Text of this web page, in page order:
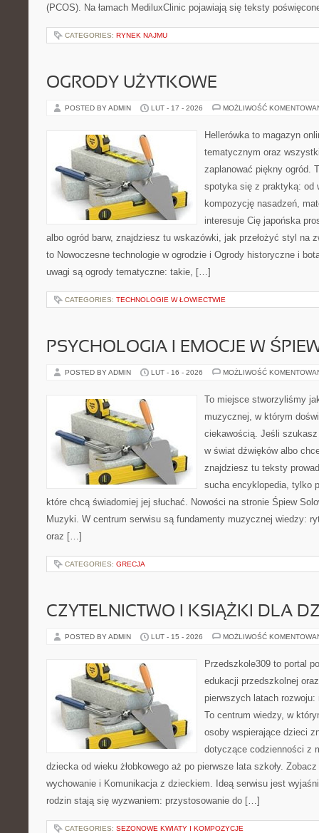
(PCOS). Na łamach MediluxClinic pojawiają się teksty
CATEGORIES: RYNEK NAJMU
OGRODY UŻYTKOWE
POSTED BY ADMIN LUT - 17 - 2026 MOŻLIWOŚĆ
Hellerówka to magazyn
tematycznym oraz
zaplanować piękny ogród.
spotyka się z praktyką: od
kompozycję nasadzeń,
interesuje Cię japońska
albo ogród barw, znajdziesz tu wskazówki, jak przełożyć styl na
to Nowoczesne technologie w ogrodzie i Ogrody historyczne i
uwagi są ogrody tematyczne: takie, […]
CATEGORIES: TECHNOLOGIE W ŁOWIECTWIE
PSYCHOLOGIA I EMOCJE W
POSTED BY ADMIN LUT - 16 - 2026 MOŻLIWOŚĆ
To miejsce stworzyliśmy
muzycznej, w którym
ciekawością. Jeśli
w świat dźwięków albo
znajdziesz tu teksty
sucha encyklopedia, tylko
które chcą świadomiej jej słuchać. Nowości na stronie Śpiew
Muzyki. W centrum serwisu są fundamenty muzycznej wiedzy:
oraz […]
CATEGORIES: GRECJA
CZYTELNICTWO I KSIĄŻKI DLA
POSTED BY ADMIN LUT - 15 - 2026 MOŻLIWOŚĆ
Przedszkole309 to portal
edukacji przedszkolnej
pierwszych latach
To centrum wiedzy, w
osoby wspierające dzieci
dotyczące codzienności z
dziecka od wieku żłobkowego aż po pierwsze lata szkoły.
wychowanie i Komunikacja z dzieckiem. Ideą serwisu jest
rodzin stają się wyzwaniem: przystosowanie do […]
CATEGORIES: SEZONOWE KWIATY I KOMPOZYCJE